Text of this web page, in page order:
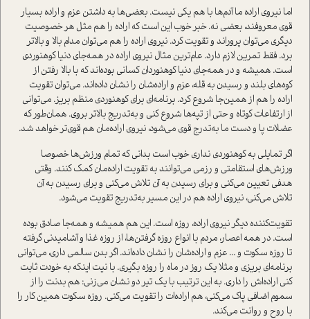
اما نیروی اراده ما آدم‌ها با هم یکی نیست. بعضی‌ها به داشتن عزم و اراده بسیار
قوی معروفند، بعضی نه. خبر خوب این است که اراده را هم مثل هر خصوصیت
دیگری می‌توان پروراند و تقویت کرد. نیروی اراده را هم می‌توان مدام بالا و بالاتر
برد. فقط تمرین لازم دارد. عام‌ترین مثال نیروی اراده در همه‌جای دنیا کوهنوردی
است. همیشه و در همه‌جای دنیا کوهنوردان کسانی بوده‌اند که با بالا رفتن از
کوه‌های بلند و رسیدن به قله، عزم و اراده‌شان را نشان داده‌اند. می‌توان تقویت
اراده را هم از همین‌جا شروع کرد. برنامه‌ای برای کوهنوردی منظم بریز. می‌توانی
از ارتفاعات کوتاه و حتی از تپه‌ها شروع کنی و به‌تدريج بالاتر بروی. همان‌طور که
عضلات پا و دست ما به‌تدرج قوی می‌شود، نیروی اراده‌مان هم قوی‌تر خواهد شد.
اگر تمایلی به کوهنوردی نداری خوب است بدانی که تمام ورزش‌ها خصوصا
ورزش‌های استقامتی و رزمی‌ می‌توانند به تقویت اراده‌مان کمک کنند. وقتی
هدفی تعیین می‌کنی و برای رسیدن به آن تلاش می‌کنی و برای رسیدن به آن
تلاش می‌کنی، نیروی اراده هم در این مسیر به‌تدریج تقویت می‌شود.
تقویت‌کننده دیگر نیروی اراده، روزه است. این هم همیشه و همه‌جا صادق بوده
است. در همه اعصار، مردم با انواع روزه گرفتن‌ها، از روزه غذا و آشامیدنی گرفته
تا روزه سکوت و ... عزم و اراده‌شان را نشان داده‌اند. اگر بدن سالمی ‌داری، می‌توانی
برنامه‌ای بریزی و مثلا یک روز در ماه را روزه بگیری. با نیت اینکه به خودت ثابت
کنی اراده‌اش را داری. به این ترتیب با یک تیر دو نشان می‌زنی: هم بدنت را از
سموم اضافی پاک می‌کنی، هم اراده‌ات را تقویت می‌کنی. روزه سکوت همین کار را
با روح و روانت می‌کند.